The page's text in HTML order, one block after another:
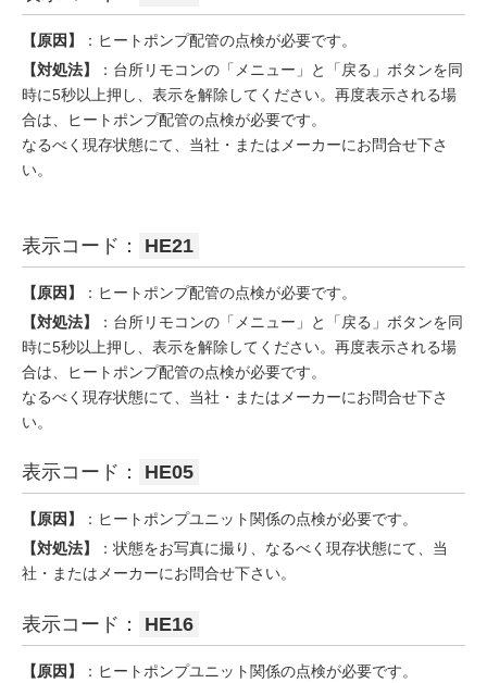
【原因】
：ヒートポンプ配管の点検が必要です。
【対処法】
：台所リモコンの「メニュー」と「戻る」ボタンを同
時に5秒以上押し、表示を解除してください。再度表示される場
合は、ヒートポンプ配管の点検が必要です。
なるべく現存状態にて、当社・またはメーカーにお問合せ下さ
い。
表示コード： HE21
【原因】
：ヒートポンプ配管の点検が必要です。
【対処法】
：台所リモコンの「メニュー」と「戻る」ボタンを同
時に5秒以上押し、表示を解除してください。再度表示される場
合は、ヒートポンプ配管の点検が必要です。
なるべく現存状態にて、当社・またはメーカーにお問合せ下さ
い。
表示コード： HE05
【原因】
：ヒートポンプユニット関係の点検が必要です。
【対処法】
：状態をお写真に撮り、なるべく現存状態にて、当
社・またはメーカーにお問合せ下さい。
表示コード： HE16
【原因】
：ヒートポンプユニット関係の点検が必要です。